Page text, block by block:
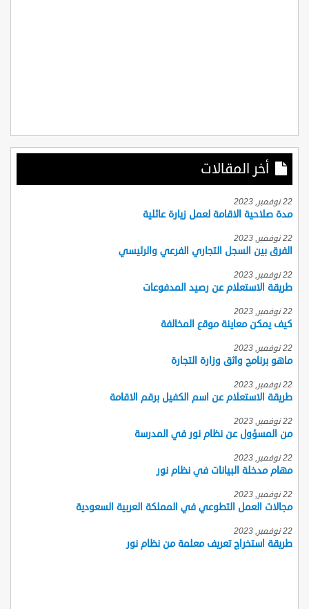
أخر المقالات
22 نوفمبر, 2023
مدة صلاحية الاقامة لعمل زيارة عائلية
22 نوفمبر, 2023
الفرق بين السجل التجاري الفرعي والرئيسي
22 نوفمبر, 2023
طريقة الاستعلام عن رصيد المدفوعات
22 نوفمبر, 2023
كيف يمكن معاينة موقع المخالفة
22 نوفمبر, 2023
ماهو برنامج واثق وزارة التجارة
22 نوفمبر, 2023
طريقة الاستعلام عن اسم الكفيل برقم الاقامة
22 نوفمبر, 2023
من المسؤول عن نظام نور في المدرسة
22 نوفمبر, 2023
مهام مدخلة البيانات في نظام نور
22 نوفمبر, 2023
مجالات العمل التطوعي في المملكة العربية السعودية
22 نوفمبر, 2023
طريقة استخراج تعريف معلمة من نظام نور